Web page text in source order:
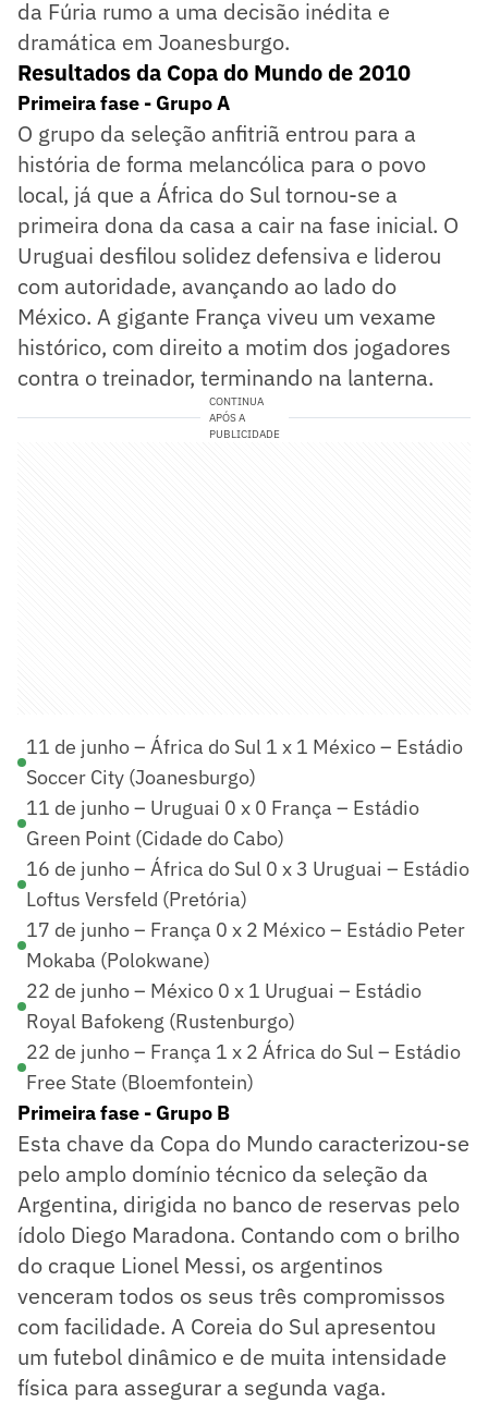
da Fúria rumo a uma decisão inédita e
dramática em Joanesburgo.
Resultados da Copa do Mundo de 2010
Primeira fase - Grupo A
O grupo da seleção anfitriã entrou para a
história de forma melancólica para o povo
local, já que a África do Sul tornou-se a
primeira dona da casa a cair na fase inicial. O
Uruguai desfilou solidez defensiva e liderou
com autoridade, avançando ao lado do
México. A gigante França viveu um vexame
histórico, com direito a motim dos jogadores
contra o treinador, terminando na lanterna.
CONTINUA
APÓS A
PUBLICIDADE
11 de junho – África do Sul 1 x 1 México – Estádio
Soccer City (Joanesburgo)
11 de junho – Uruguai 0 x 0 França – Estádio
Green Point (Cidade do Cabo)
16 de junho – África do Sul 0 x 3 Uruguai – Estádio
Loftus Versfeld (Pretória)
17 de junho – França 0 x 2 México – Estádio Peter
Mokaba (Polokwane)
22 de junho – México 0 x 1 Uruguai – Estádio
Royal Bafokeng (Rustenburgo)
22 de junho – França 1 x 2 África do Sul – Estádio
Free State (Bloemfontein)
Primeira fase - Grupo B
Esta chave da Copa do Mundo caracterizou-se
pelo amplo domínio técnico da seleção da
Argentina, dirigida no banco de reservas pelo
ídolo Diego Maradona. Contando com o brilho
do craque Lionel Messi, os argentinos
venceram todos os seus três compromissos
com facilidade. A Coreia do Sul apresentou
um futebol dinâmico e de muita intensidade
física para assegurar a segunda vaga.